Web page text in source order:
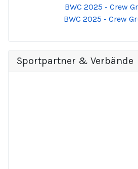
BWC 2025 - Crew
BWC 2025 - Crew
Sportpartner & Verbände